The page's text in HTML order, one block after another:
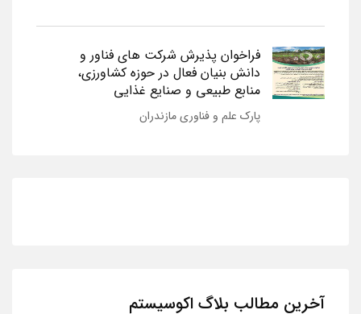
فراخوان پذیرش شرکت های فناور و
دانش بنیان فعال در حوزه کشاورزی،
منابع طبیعی و صنایع غذایی
پارک علم و فناوری مازندران
آخرین مطالب بلاگ اکوسیستم